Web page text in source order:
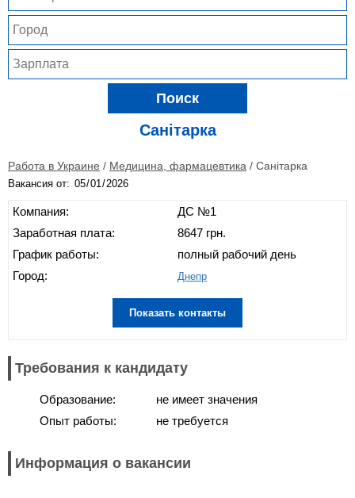
Поиск
Санітарка
Работа в Украине / Медицина, фармацевтика / Санітарка
Вакансия от:
Компания:
Заработная плата:
График работы:
Город:
ДС №1
8647 грн.
полный рабочий день
Днепр
Показать контакты
Требования к кандидату
Образование:
Опыт работы:
не имеет значения
не требуется
Информация о вакансии